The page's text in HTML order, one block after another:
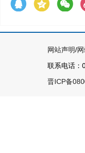
网站声明/
联系电话：
晋ICP备